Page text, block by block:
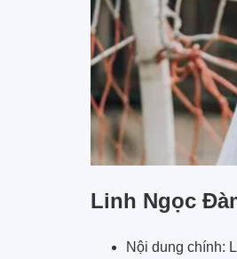
Linh Ngọc
Nội dung chính: